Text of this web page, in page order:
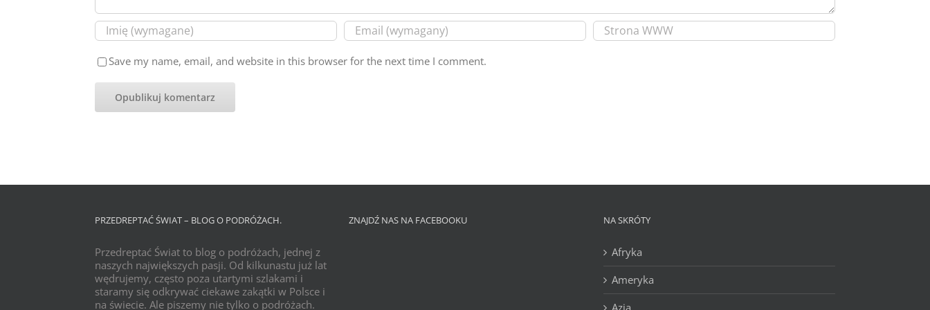
Save my name, email, and website in this browser for the next time I comment.
PRZEDREPTAĆ ŚWIAT – BLOG O PODRÓŻACH.
Przedreptać Świat to blog o podróżach, jednej z
naszych największych pasji. Od kilkunastu już lat
wędrujemy, często poza utartymi szlakami i
staramy się odkrywać ciekawe zakątki w Polsce i
na świecie. Ale piszemy nie tylko o podróżach.
ZNAJDŹ NAS NA FACEBOOKU NA SKRÓTY
Afryka
Ameryka
Azja